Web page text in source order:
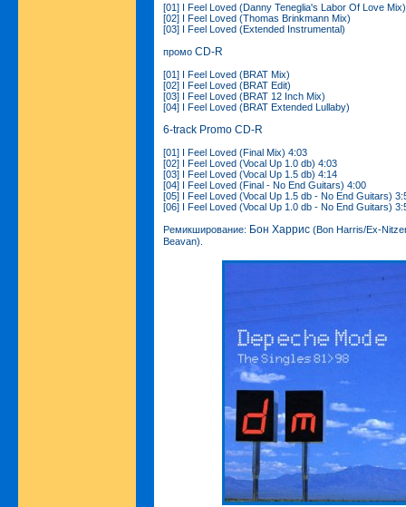
[01] I Feel Loved (Danny Teneglia's Labor Of Love Mix)
[02] I Feel Loved (Thomas Brinkmann Mix)
[03] I Feel Loved (Extended Instrumental)
промо CD-R
[01] I Feel Loved (BRAT Mix)
[02] I Feel Loved (BRAT Edit)
[03] I Feel Loved (BRAT 12 Inch Mix)
[04] I Feel Loved (BRAT Extended Lullaby)
6-track Promo CD-R
[01] I Feel Loved (Final Mix) 4:03
[02] I Feel Loved (Vocal Up 1.0 db) 4:03
[03] I Feel Loved (Vocal Up 1.5 db) 4:14
[04] I Feel Loved (Final - No End Guitars) 4:00
[05] I Feel Loved (Vocal Up 1.5 db - No End Guitars)
[06] I Feel Loved (Vocal Up 1.0 db - No End Guitars)
Ремикширование: Бон Харрис (Bon Harris/Ex-
Beavan).